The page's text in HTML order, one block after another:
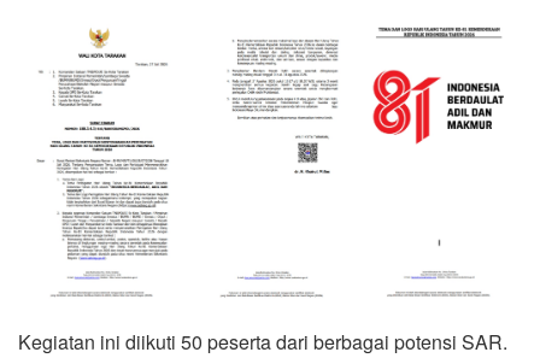
Kegiatan ini diikuti 50 peserta dari berbagai potensi SAR.